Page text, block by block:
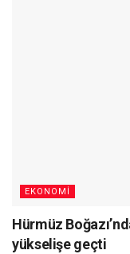
EKONOMI
Hürmüz
yükselişe geçti